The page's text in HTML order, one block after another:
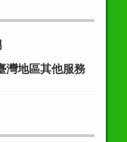
灣地區其他服務